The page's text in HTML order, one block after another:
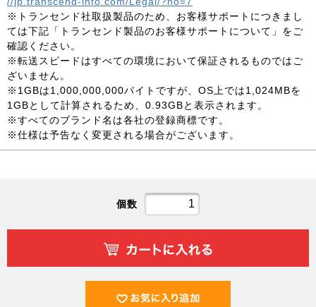
※トランセンド社取扱製品のため、お客様サポートにつきまし
ては下記「トランセンド製品のお客様サポートについて」をご
確認ください。
※転送スピードはすべての環境において保証されるものではご
ざいません。
※1GBは1,000,000,000バイトですが、OS上では1,024MBを
1GBとして計算されるため、0.93GBと表示されます。
※すべてのブランド名は各社の登録商標です。
※仕様は予告なく変更される場合がございます。
個数